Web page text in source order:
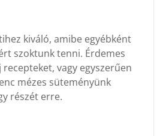
kiváló, amibe egyébként
szoktunk tenni. Érdemes
vagy egyszerűen
mézes süteményünk
részét erre.